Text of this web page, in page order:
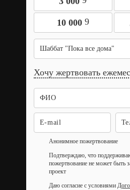
10 000 9
Шаббат "Пока все дома"
Хочу жертвовать
Анонимное пожертвование
Подтверждаю, что
пожертвование не может быть
проект
Даю согласие с условиями